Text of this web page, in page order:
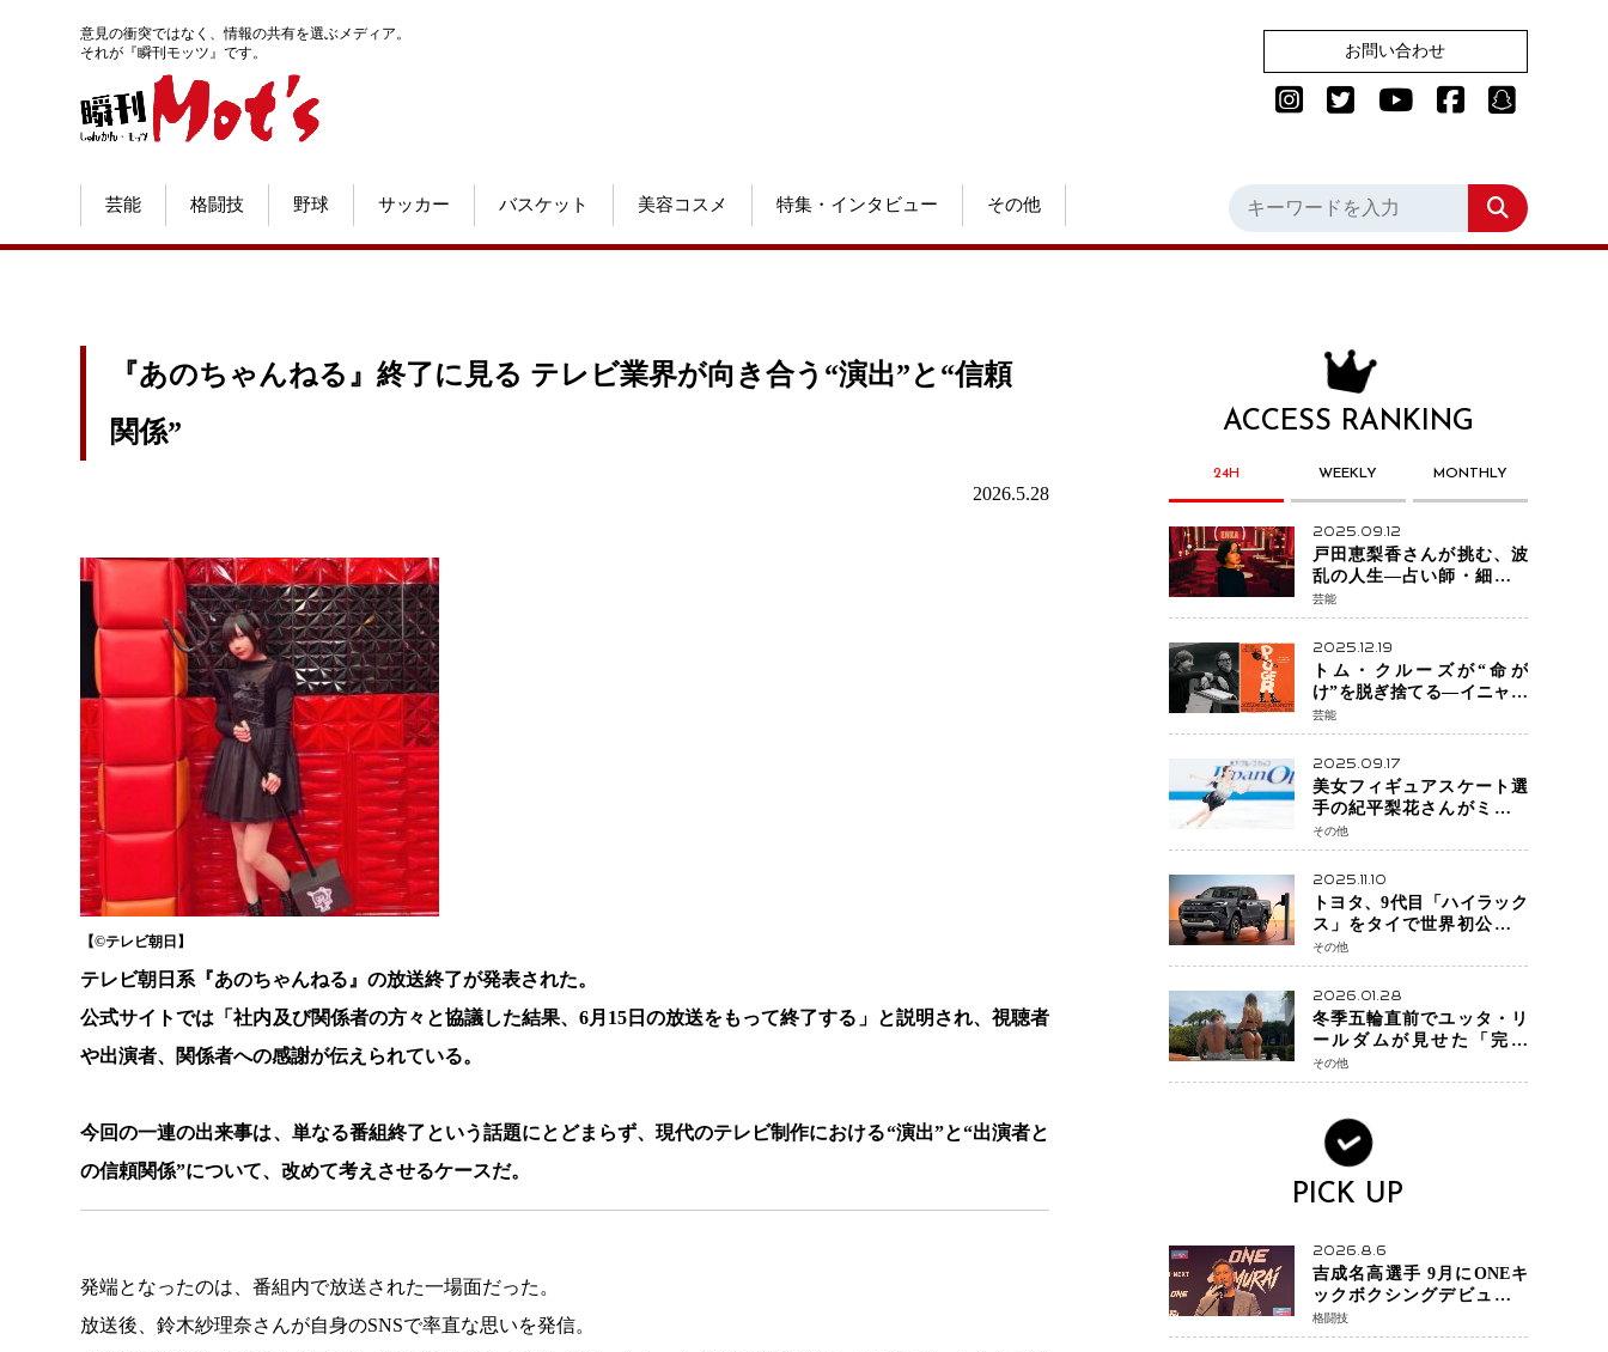
意見の衝突ではなく、情報の共有を選ぶメディア。
それが『瞬刊モッツ』です。
お問い合わせ
芸能 格闘技 野球 サッカー バスケット 美容コスメ 特集・インタビュー その他
『あのちゃんねる』終了に見る テレビ業界が向き合う“演出”と“信頼
関係”
2026.5.28
【©️テレビ朝日】
テレビ朝日系『あのちゃんねる』の放送終了が発表された。
公式サイトでは「社内及び関係者の方々と協議した結果、6月15日の放送をもって終了する」と説明され、視聴者
や出演者、関係者への感謝が伝えられている。
今回の一連の出来事は、単なる番組終了という話題にとどまらず、現代のテレビ制作における“演出”と“出演者と
の信頼関係”について、改めて考えさせるケースだ。
発端となったのは、番組内で放送された一場面だった。
放送後、鈴木紗理奈さんが自身のSNSで率直な思いを発信。
ACCESS RANKING
24H WEEKLY MONTHLY
2025.09.12
戸田恵梨香さんが挑む、波
乱の人生―占い師・細木数
子をNetflixで実写化
芸能
2025.12.19
トム・クルーズが“命が
け”を脱ぎ捨てる―イニャリ
トゥ監督と挑む前代未聞の
大惨事コメディ「DIGGER
ディガー」始動
芸能
2025.09.17
美女フィギュアスケート選
手の紀平梨花さんがミラノ
五輪出場断念 中部選手権欠
場を発表「安全最優先の判
断」
その他
2025.11.10
トヨタ、9代目「ハイラック
ス」をタイで世界初公開
電動化戦略の象徴となる
BEVモデルを初設定
その他
2026.01.28
冬季五輪直前でユッタ・リ
ールダムが見せた「完成
形」転倒と涙を越えて─ミラ
ノで金を狙うオランダ女王
その他
PICK UP
2026.8.6
吉成名高選手 9月にONEキ
ックボクシングデビュー決
定 チャトリCEOがサプライ
ズ発表 2カ月連続参戦へ
格闘技